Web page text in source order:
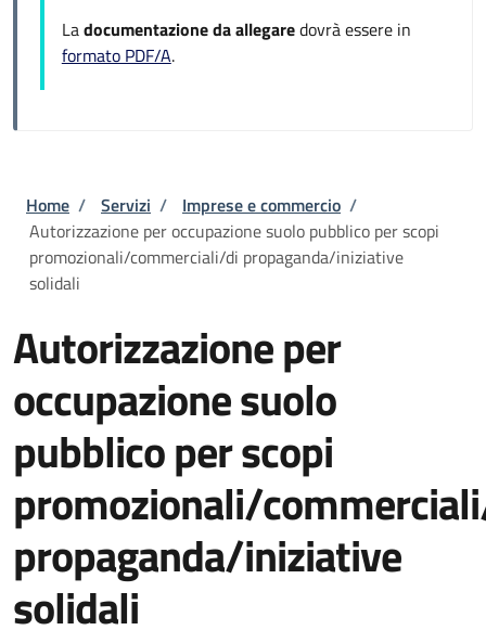
Ladocumentazione da allegaredovrà essere in
formato PDF/A.
Briciole di pane
Home / Servizi / Imprese e commercio /
Autorizzazione per occupazione suolo pubblico per scopi
promozionali/commerciali/di propaganda/iniziative
solidali
Autorizzazione per
occupazione suolo
pubblico per scopi
promozionali/
propaganda/iniziative
solidali